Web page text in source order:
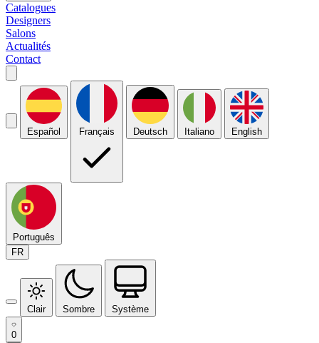
Catalogues
Designers
Salons
Actualités
Contact
Español Français Deutsch Italiano English
Português
FR
Clair Sombre Système
0